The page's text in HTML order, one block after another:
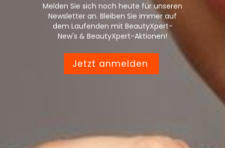
Melden Sie sich noch heute für unseren
Newsletter an. Bleiben Sie immer auf
dem Laufenden mit BeautyXpert-
New's & BeautyXpert-Aktionen!
Jetzt anmelden